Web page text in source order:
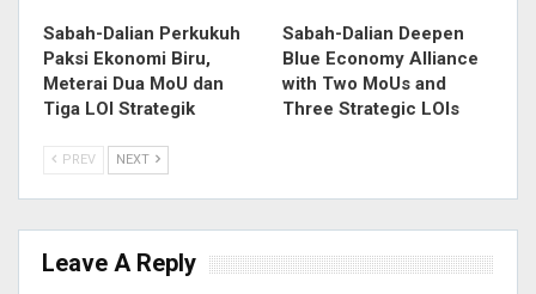
Sabah-Dalian Perkukuh
Paksi Ekonomi Biru,
Meterai Dua MoU dan
Tiga LOI Strategik
Sabah-Dalian Deepen
Blue Economy Alliance
with Two MoUs and
Three Strategic LOIs
PREV NEXT
Leave A Reply